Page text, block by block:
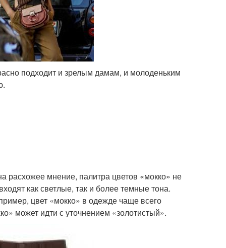
подходит и зрелым дамам, и молоденьким
расхожее мнение, палитра цветов «мокко» не
как светлые, так и более темные тона.
цвет «мокко» в одежде чаще всего
может идти с уточнением «золотистый».